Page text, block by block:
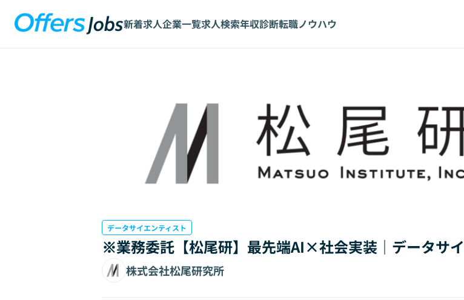
新着求人企業一覧求人検索年収診断転職ノウハウ
データサイエンティスト
※業務委託【松尾研】最先端AI×社会実装｜データサ
株式会社松尾研究所